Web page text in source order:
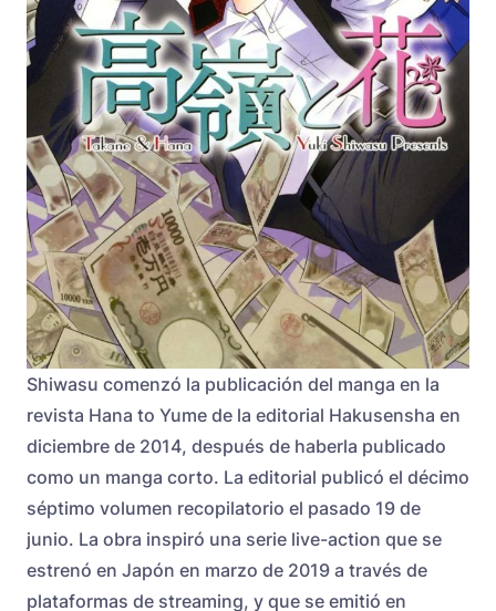
Shiwasu comenzó la publicación del manga en la
revista Hana to Yume de la editorial Hakusensha en
diciembre de 2014, después de haberla publicado
como un manga corto. La editorial publicó el décimo
séptimo volumen recopilatorio el pasado 19 de
junio. La obra inspiró una serie live-action que se
estrenó en Japón en marzo de 2019 a través de
plataformas de streaming, y que se emitió en